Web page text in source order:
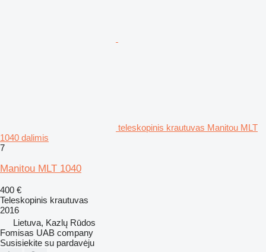
teleskopinis krautuvas Manitou MLT
1040 dalimis
7
Manitou MLT 1040
400 €
Teleskopinis krautuvas
2016
Lietuva, Kazlų Rūdos
Fomisas UAB company
Susisiekite su pardavėju